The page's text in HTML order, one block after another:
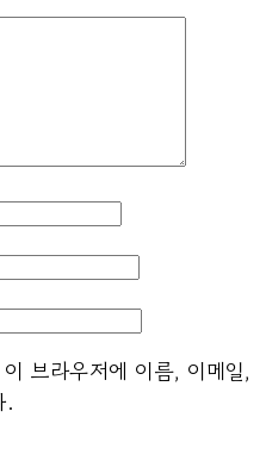
브라우저에 이름, 이메일,
.